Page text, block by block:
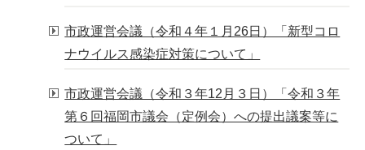
市政運営会議（令和４年１月26日）「新型コロ
ナウイルス感染症対策について」
市政運営会議（令和３年12月３日）「令和３年
第６回福岡市議会（定例会）への提出議案等に
ついて」